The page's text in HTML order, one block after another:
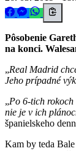
Pôsobenie
na konci.
Real Madrid
Jeho prípadné
Po 6-tich
nie je v ich
španielskeho
Kam by teda